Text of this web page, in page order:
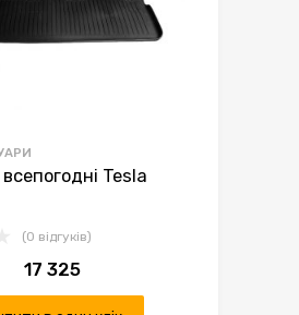
Tesla
(0 відгуків)
17 325